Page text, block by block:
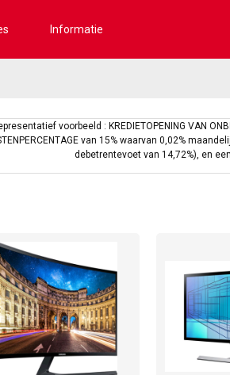
Informatie
voorbeeld : KREDIETOPENING VAN
van 15% waarvan 0,02%
debetrentevoet van 14,72%), en